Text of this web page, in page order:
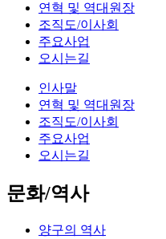
연혁 및 역대원장
조직도/이사회
주요사업
오시는길
인사말
연혁 및 역대원장
조직도/이사회
주요사업
오시는길
문화/역사
양구의 역사